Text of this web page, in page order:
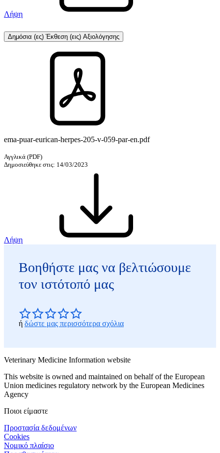
Λήψη
Δημόσια (ες) Έκθεση (εις) Αξιολόγησης
ema-puar-eurican-herpes-205-v-059-par-en.pdf
Αγγλικά (PDF)
Δημοσιεύθηκε στις: 14/03/2023
Λήψη
Βοηθήστε μας να βελτιώσουμε
τον ιστότοπό μας
ή δώστε μας περισσότερα σχόλια
Veterinary Medicine Information website
This website is owned and maintained on behalf of the European
Union medicines regulatory network by the European Medicines
Agency
Ποιοι είμαστε
Προστασία δεδομένων
Cookies
Νομικό πλαίσιο